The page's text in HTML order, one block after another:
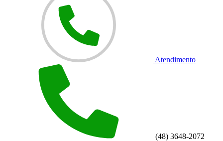
Atendimento
(48) 3648-2072